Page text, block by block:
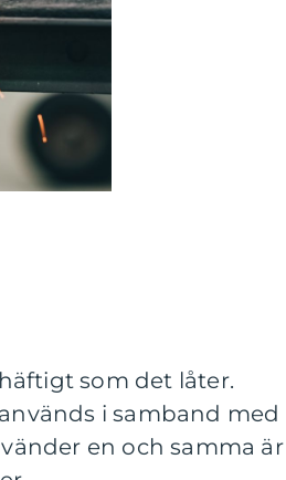
som det låter.
i samband med
en och samma är